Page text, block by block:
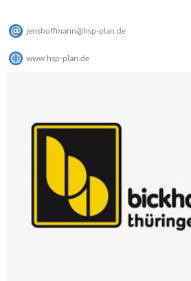
jenshoffmann@hsp-plan.de
www.hsp-plan.de